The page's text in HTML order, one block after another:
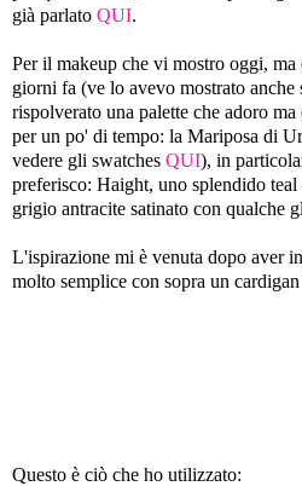
già parlato QUI.
Per il makeup che vi mostro oggi,
giorni fa (ve lo avevo mostrato anche
rispolverato una palette che adoro
per un po' di tempo: la Mariposa di
vedere gli swatches QUI), in
preferisco: Haight, uno splendido
grigio antracite satinato con qualche
L'ispirazione mi è venuta dopo aver
molto semplice con sopra un
Questo è ciò che ho utilizzato: